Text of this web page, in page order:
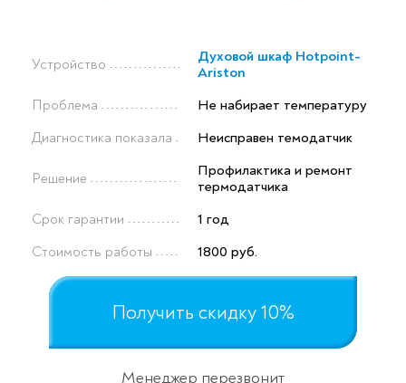
Устройство
Духовой шкаф Hotpoint-
Ariston
Проблема
Не набирает температуру
Диагностика показала
Неисправен темодатчик
Решение
Профилактика и ремонт
термодатчика
Срок гарантии
1 год
Стоимость работы
1800 руб.
Получить скидку 10%
Менеджер перезвонит